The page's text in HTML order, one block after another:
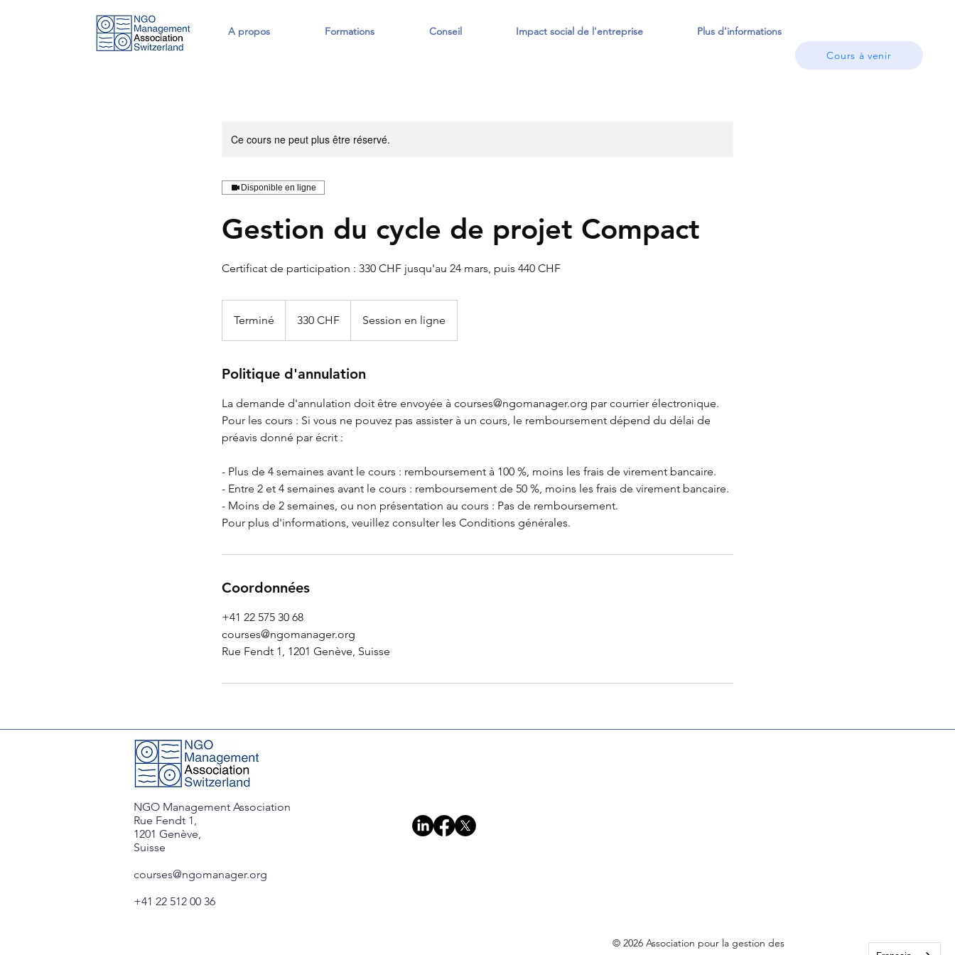
Cours à venir
A propos Formations Conseil Impact social de l'entreprise Plus d'informations
Ce cours ne peut plus être réservé.
Disponible en ligne
Gestion du cycle de projet Compact
Certificat de participation : 330 CHF jusqu'au 24 mars, puis 440 CHF
Terminé
i
d
c
o
n
r
a
t
suisses
330 CHF Session en ligne
Politique d'annulation
La demande d'annulation doit être envoyée à courses@ngomanager.org par courrier électronique.
Pour les cours : Si vous ne pouvez pas assister à un cours, le remboursement dépend du délai de
préavis donné par écrit :
- Plus de 4 semaines avant le cours : remboursement à 100 %, moins les frais de virement bancaire.
- Entre 2 et 4 semaines avant le cours : remboursement de 50 %, moins les frais de virement bancaire.
- Moins de 2 semaines, ou non présentation au cours : Pas de remboursement.
Pour plus d'informations, veuillez consulter les Conditions générales.
Coordonnées
+41 22 575 30 68
courses@ngomanager.org
Rue Fendt 1, 1201 Genève, Suisse
NGO Management Association
Rue Fendt 1,
1201 Genève,
Suisse
courses@ngomanager.org
+41 22 512 00 36
© 2026 Association pour la gestion des